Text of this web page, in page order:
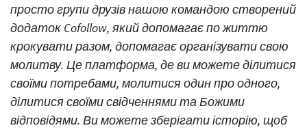
просто групи друзів нашою командою створений
додаток Cofollow, який допомагає по життю
крокувати разом, допомагає організувати свою
молитву. Це платформа, де ви можете ділитися
своїми потребами, молитися один про одного,
ділитися своїми свідченнями та Божими
відповідями. Ви можете зберігати історію, щоб